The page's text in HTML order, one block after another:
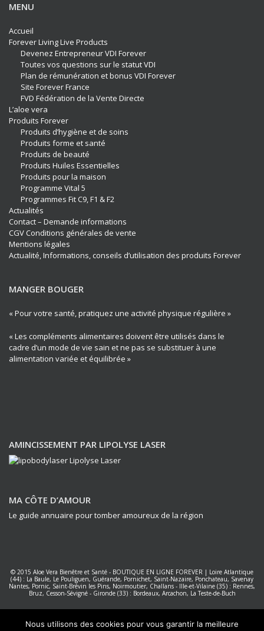
MENU
Accueil
Forever Living Live Products
Devenez Entrepreneur VDI Forever
Toutes vos questions sur le statut VDI
Plan de rémunération et bonus VDI Forever
Site Forever France
FVD Fédération de la Vente Directe
L’aloe vera
Produits Forever
Produits d’hygiène et de soins
Produits forme et santé
Produits de beauté
Produits Huiles Essentielles
Produits pour la maison
Programme Vital 5
Programmes Fit C9, F1 & F2
Actualités
Contact – Demande informations
CGV Conditions générales de vente
Mentions légales
Actualité, Informations, conseils d’utilisation des produits Forever
MANGER BOUGER
« Pour votre santé, pratiquez une activité physique régulière »
« Les compléments alimentaires doivent être utilisés dans le
cadre d’un mode de vie sain et ne pas se substituer à une
alimentation variée et équilibrée »
AMINCISSEMENT PAR LIPOLYSE LASER
MA CÔTE D’AMOUR
Le guide annuaire pour tomber amoureux de la région
© 2015 Aloe Vera Bienêtre et Santé - BOUTIQUE EN LIGNE FOREVER | Loire Atlantique
(44) : La Baule, Le Pouliguen, Guérande, Pornichet, Saint-Nazaire, Ponchateau, Savenay
Nantes, Pornic, Saint-Brévin les Pins, Noirmoutier, Challans - Ille-et-Vilaine (35) : Rennes,
Bruz, Cesson-Sévigné- Gironde (33) : Bordeaux, Arcachon, La Teste-de-Buch
Nous utilisons des cookies pour vous garantir la meilleure